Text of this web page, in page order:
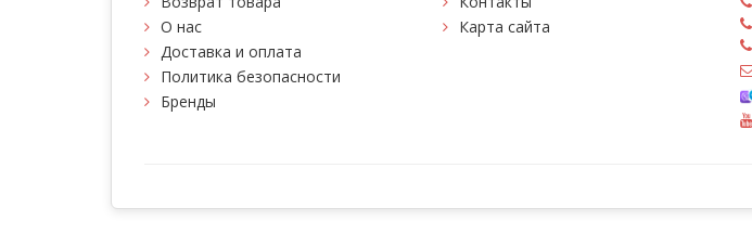
О нас
Доставка и оплата
Политика безопасности
Бренды
Карта сайта